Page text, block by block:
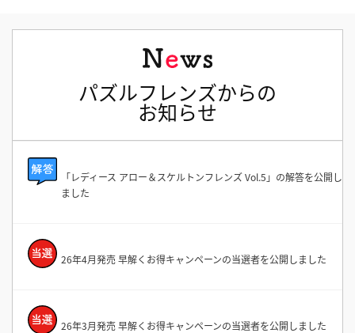
パズルフレンズからの
お知らせ
「レディース アロー＆スケルトンフレンズ Vol.5」の解答を公開し
ました
26年4月発売 早解くお得キャンペーンの当選者を公開しました
26年3月発売 早解くお得キャンペーンの当選者を公開しました